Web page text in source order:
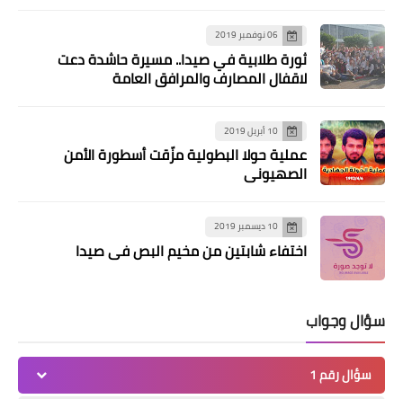
صحة
المدني التابعة للجمعيات الطبية
الفلسطينية واللبنانية في منطقة صور*
06 نوفمبر 2019
ثورة طلابية في صيدا.. مسيرة حاشدة دعت
لاقفال المصارف والمرافق العامة
10 أبريل 2019
عملية حولا البطولية مزّقت أسطورة الأمن
الصهيوني
10 ديسمبر 2019
اختفاء شابتين من مخيم البص في صيدا
سؤال وجواب
سؤال رقم 1